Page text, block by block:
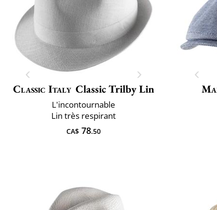
Classic Italy Classic Trilby Lin
L'incontournable
Lin très respirant
CA$ 78.50